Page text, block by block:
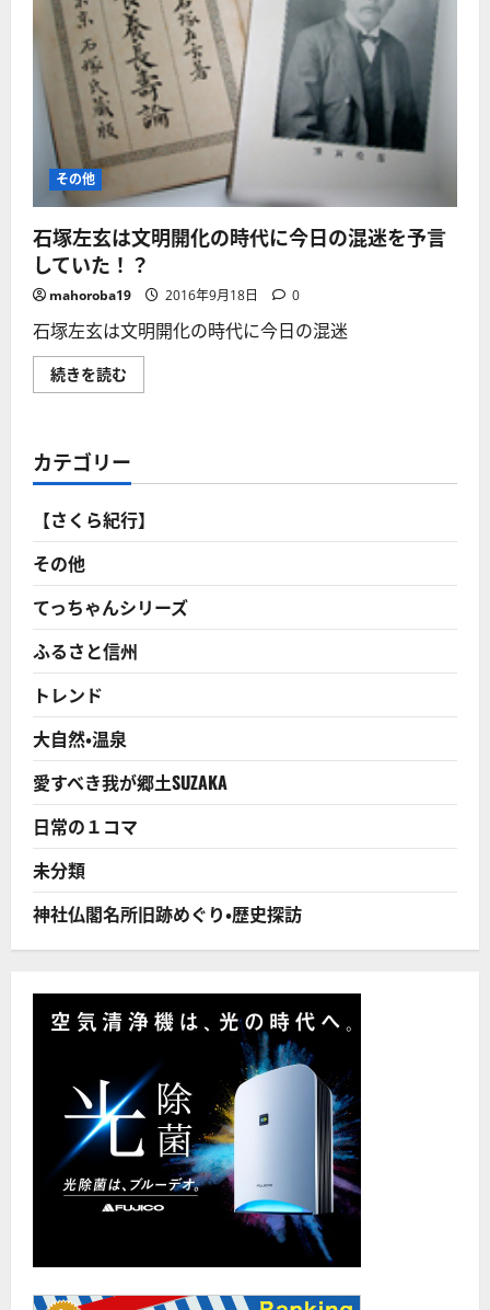
その他
石塚左玄は文明開化の時代に今日の混迷を予言
していた！？
mahoroba19 2016年9月18日 0
石塚左玄は文明開化の時代に今日の混迷
続きを読む
塚
明
開
の
時
代
日
の
混
迷
を
予
言
た！？
に
つ
い
て
さ
ら
に
カテゴリー
【さくら紀行】
その他
てっちゃんシリーズ
ふるさと信州
トレンド
大自然・温泉
愛すべき我が郷土SUZAKA
日常の１コマ
未分類
神社仏閣名所旧跡めぐり・歴史探訪